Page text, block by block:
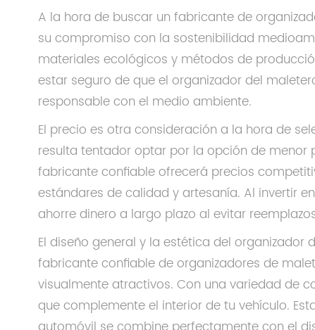
A la hora de buscar un fabricante de
su compromiso con la sostenibilidad
materiales ecológicos y métodos de
estar seguro de que el organizador del
responsable con el medio ambiente.
El precio es otra consideración a la hora de
resulta tentador optar por la opción de menor
fabricante confiable ofrecerá precios
estándares de calidad y artesanía. Al invertir
ahorre dinero a largo plazo al evitar
El diseño general y la estética del
fabricante confiable de organizadores de
visualmente atractivos. Con una variedad de
que complemente el interior de tu vehículo.